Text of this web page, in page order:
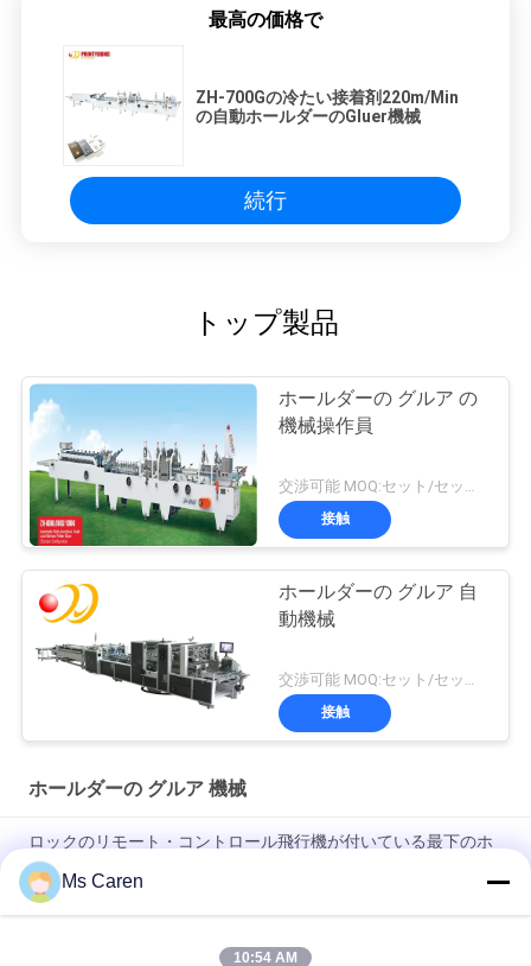
最高の価格で
ZH-700Gの冷たい接着剤220m/Min
の自動ホールダーのGluer機械
続行
トップ製品
ホールダーの グルア の
機械操作員
交渉可能 MOQ:セット/セット1
接触
ホールダーの グルア 自
動機械
接触
ホールダーの グルア 機械
ロックのリモート・コントロール飛行機が付いている最下のホ
ールダーのGluer機械を0-220m/分衝突して下さい
PRYA-700小型箱のホールダーのGluer機械F/Eフルート波形箱の
Ms Caren
10:54 AM